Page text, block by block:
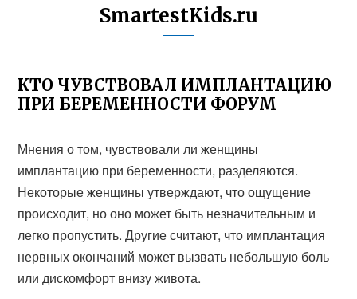
SmartestKids.ru
КТО ЧУВСТВОВАЛ ИМПЛАНТАЦИЮ
ПРИ БЕРЕМЕННОСТИ ФОРУМ
Мнения о том, чувствовали ли женщины
имплантацию при беременности, разделяются.
Некоторые женщины утверждают, что ощущение
происходит, но оно может быть незначительным и
легко пропустить. Другие считают, что имплантация
нервных окончаний может вызвать небольшую боль
или дискомфорт внизу живота.